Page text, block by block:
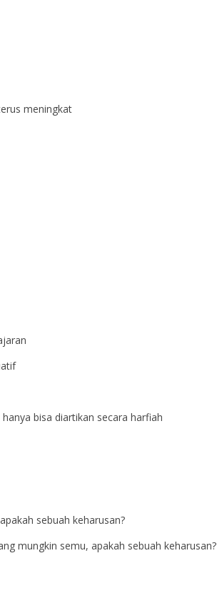
meningkat
bisa diartikan secara harfiah
sebuah keharusan?
mungkin semu, apakah sebuah keharusan?